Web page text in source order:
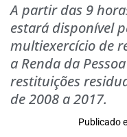
A partir das 9
estará disponível
multiexercício de
a Renda da
restituições
de 2008 a 2017.
Publicado